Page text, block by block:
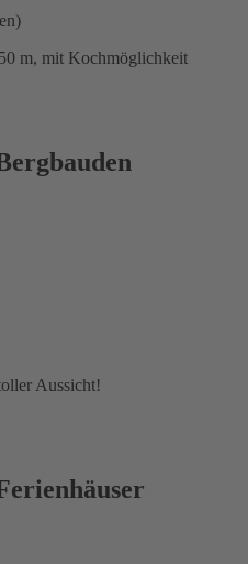
m, mit Kochmöglichkeit
Aussicht!